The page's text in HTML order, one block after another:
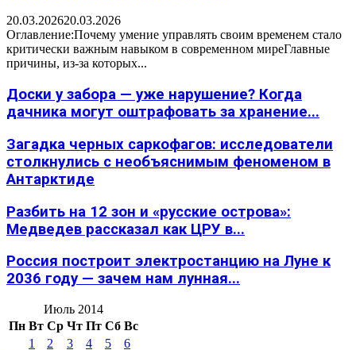
20.03.202620.03.2026
Оглавление:Почему умение управлять своим временем стало
критически важным навыком в современном миреГлавные
причины, из-за которых...
Доски у забора — уже нарушение? Когда
дачника могут оштрафовать за хранение...
Загадка черных саркофагов: исследователи
столкнулись с необъяснимым феноменом в
Антарктиде
Разбить на 12 зон и «русские острова»:
Медведев рассказал как ЦРУ в...
Россия построит электростанцию на Луне к
2036 году — зачем нам лунная...
Июль 2014
Пн Вт Ср Чт Пт Сб Вс
1
2 3 4 5
6